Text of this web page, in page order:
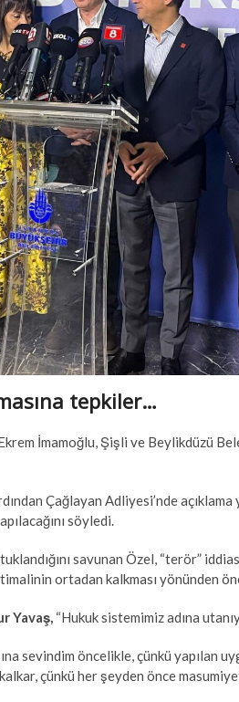
tepkiler…
İmamoğlu, Şişli ve Beylikdüzü
Çağlayan Adliyesi’nde açıklama
söyledi.
savunan Özel, “terör”
ortadan kalkması yönünden
Yavaş, “Hukuk sistemimiz adına
sevindim öncelikle, çünkü yapılan
çünkü her şeyden önce